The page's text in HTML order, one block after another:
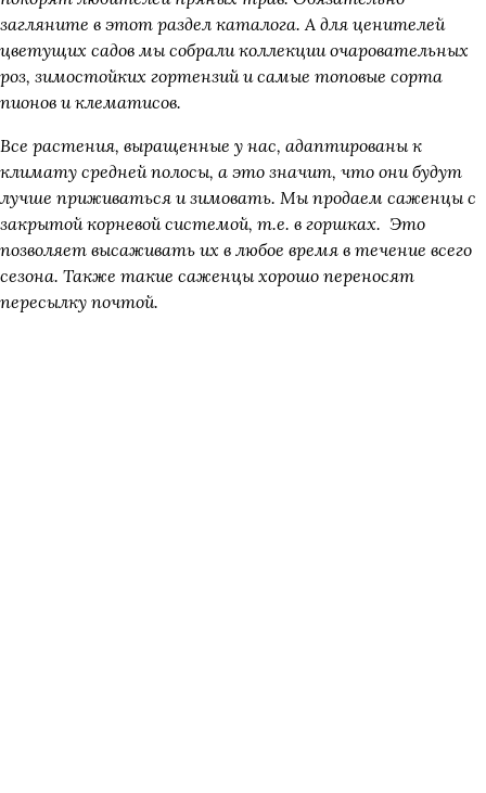
загляните в этот раздел каталога. А для ценителей
цветущих садов мы собрали коллекции очаровательных
роз, зимостойких гортензий и самые топовые сорта
пионов и клематисов.
Все растения, выращенные у нас, адаптированы к
климату средней полосы, а это значит, что они будут
лучше приживаться и зимовать. Мы продаем саженцы с
закрытой корневой системой, т.е. в горшках. Это
позволяет высаживать их в любое время в течение всего
сезона. Также такие саженцы хорошо переносят
пересылку почтой.